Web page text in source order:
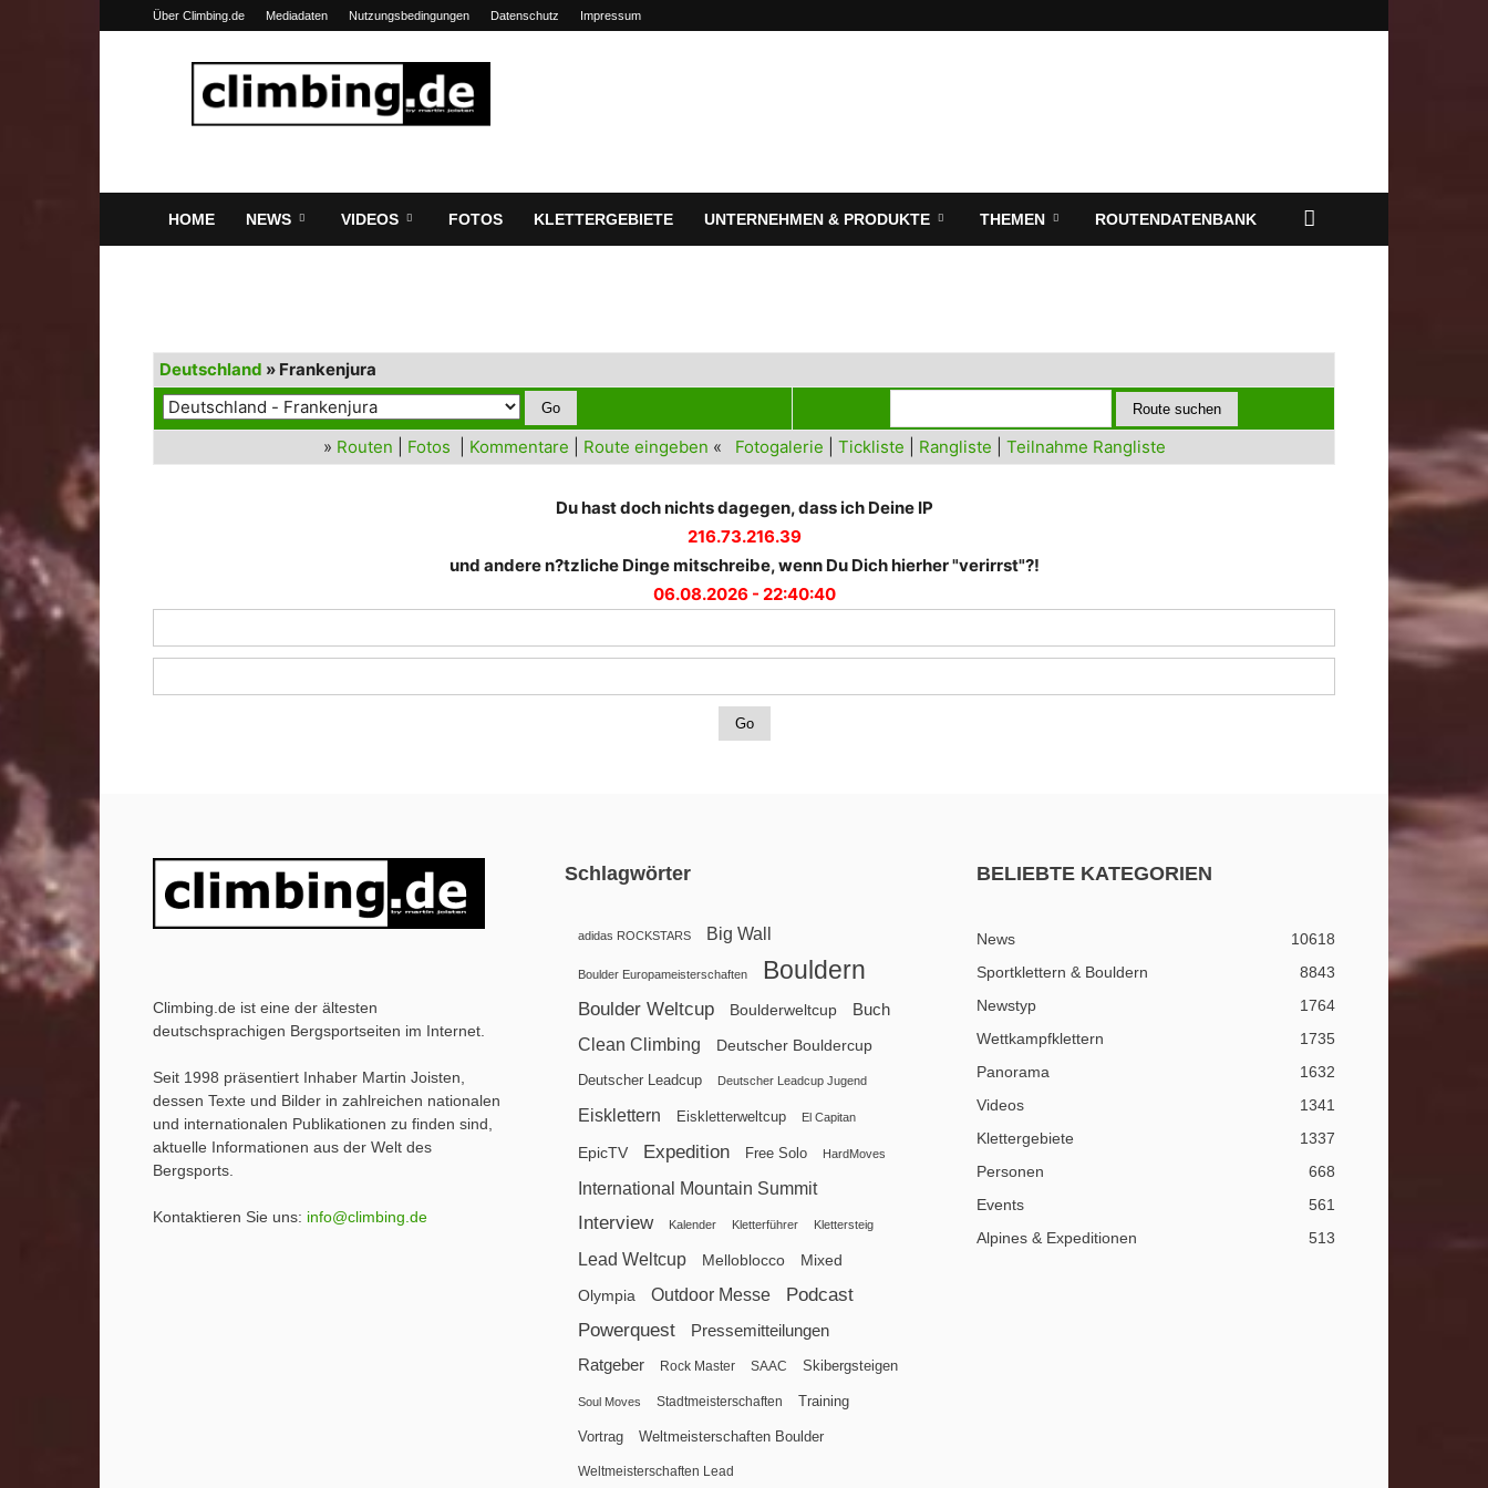
Über Climbing.de Mediadaten Nutzungsbedingungen Datenschutz Impressum
Climbing.de
HOME NEWS VIDEOS FOTOS KLETTERGEBIETE UNTERNEHMEN & PRODUKTE THEMEN ROUTENDATENBANK
Deutschland » Frankenjura
» Routen Fotos Kommentare Route eingeben « Fotogalerie Tickliste Rangliste Teilnahme Rangliste
Du hast doch nichts dagegen, dass ich Deine IP
216.73.216.39
und andere n?tzliche Dinge mitschreibe, wenn Du Dich hierher "verirrst"?!
06.08.2026 - 22:40:40
Climbing.de ist eine der ältesten
deutschsprachigen Bergsportseiten im Internet.
Seit 1998 präsentiert Inhaber Martin Joisten,
dessen Texte und Bilder in zahlreichen nationalen
und internationalen Publikationen zu finden sind,
aktuelle Informationen aus der Welt des
Bergsports.
Kontaktieren Sie uns: info@climbing.de
Schlagwörter
adidas ROCKSTARS Big Wall
Boulder Europameisterschaften Bouldern
Boulder Weltcup Boulderweltcup Buch
Clean Climbing Deutscher Bouldercup
Deutscher Leadcup Deutscher Leadcup Jugend
Eisklettern Eiskletterweltcup El Capitan
EpicTV Expedition Free Solo HardMoves
International Mountain Summit
Interview Kalender Kletterführer Klettersteig
Lead Weltcup Melloblocco Mixed
Olympia Outdoor Messe
Podcast
Powerquest
Pressemitteilungen
Ratgeber
Rock Master SAAC Skibergsteigen
Soul Moves Stadtmeisterschaften Training
Vortrag Weltmeisterschaften Boulder
Weltmeisterschaften Lead
BELIEBTE KATEGORIEN
News
10618
Sportklettern & Bouldern
8843
Newstyp
1764
Wettkampfklettern
1735
Panorama
1632
Videos
1341
Klettergebiete
1337
Personen
668
Events
561
Alpines & Expeditionen
513